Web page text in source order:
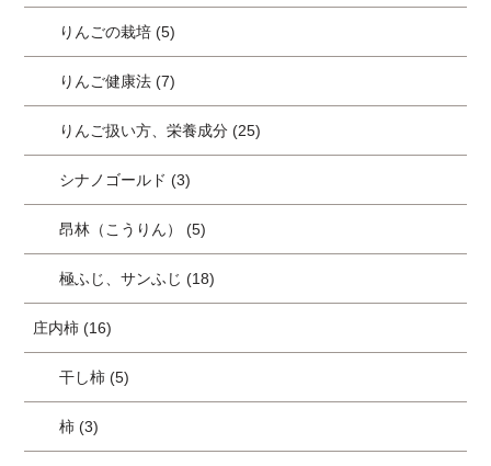
りんごの栽培 (5)
りんご健康法 (7)
りんご扱い方、栄養成分 (25)
シナノゴールド (3)
昂林（こうりん） (5)
極ふじ、サンふじ (18)
庄内柿 (16)
干し柿 (5)
柿 (3)